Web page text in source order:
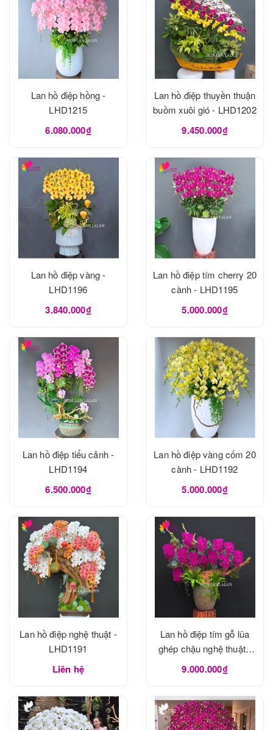
Lan hồ điệp hồng -
LHD1215
6.080.000₫
Lan hồ điệp thuyền thuận
buồm xuôi gió - LHD1202
9.450.000₫
Lan hồ điệp vàng -
LHD1196
3.840.000₫
Lan hồ điệp tím cherry 20
cành - LHD1195
5.000.000₫
Lan hồ điệp tiểu cảnh -
LHD1194
6.500.000₫
Lan hồ điệp vàng cốm 20
cành - LHD1192
5.000.000₫
Lan hồ điệp nghệ thuật -
LHD1191
Liên hệ
Lan hồ điệp tím gỗ lũa
ghép chậu nghệ thuật -
LHD1190
9.000.000₫